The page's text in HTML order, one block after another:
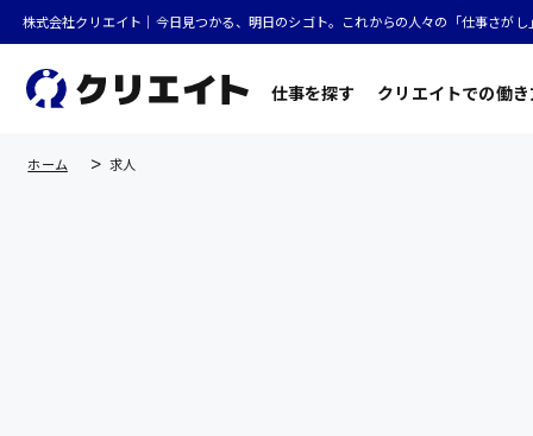
株式会社クリエイト｜今日見つかる、明日のシゴト。これからの人々の「仕事さがし
仕事を探す クリエイトでの働き
ホーム 求人